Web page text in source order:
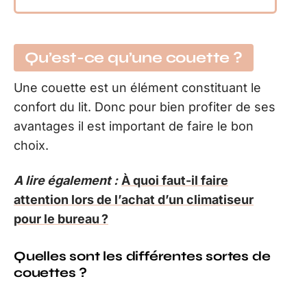
Qu’est-ce qu’une couette ?
Une couette est un élément constituant le
confort du lit. Donc pour bien profiter de ses
avantages il est important de faire le bon
choix.
A lire également : À quoi faut-il faire
attention lors de l’achat d’un climatiseur
pour le bureau ?
Quelles sont les différentes sortes de
couettes ?